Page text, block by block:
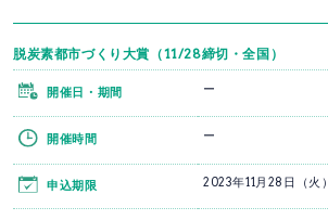
脱炭素都市づくり大賞（11/28締切・全国）
開催日・期間 ー
開催時間 ー
申込期限 2023年11月28日（火）